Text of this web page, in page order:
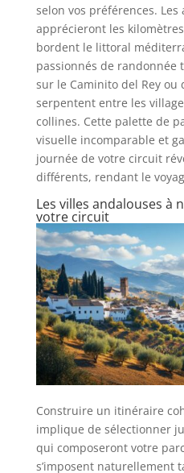
selon vos préférences.
apprécieront les
bordent le littoral
passionnés de
sur le Caminito del Rey ou
serpentent entre les
collines. Cette palette de
visuelle incomparable et
journée de votre circuit
différents, rendant le
Les villes andalouses à
votre circuit
Construire un itinéraire
implique de sélectionner
qui composeront votre
s’imposent naturellement